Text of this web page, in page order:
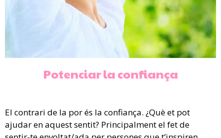
Potenciar la confiança
El contrari de la por és la confiança. ¿Què et pot
ajudar en aquest sentit? Principalment el fet de